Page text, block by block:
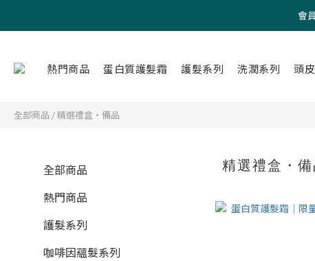
會
熱門商品 蛋白質護髮霜 護髮系列 洗潤系列 頭
全部商品 /精選禮盒・備品
全部商品
熱門商品
護髮系列
咖啡因蘊髮系列
精選禮盒・備